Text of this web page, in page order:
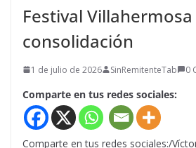
Festival Villahermosa
consolidación
1 de julio de 2026 SinRemitenteTab 0
Comparte en tus redes sociales:
Comparte en tus redes sociales:/